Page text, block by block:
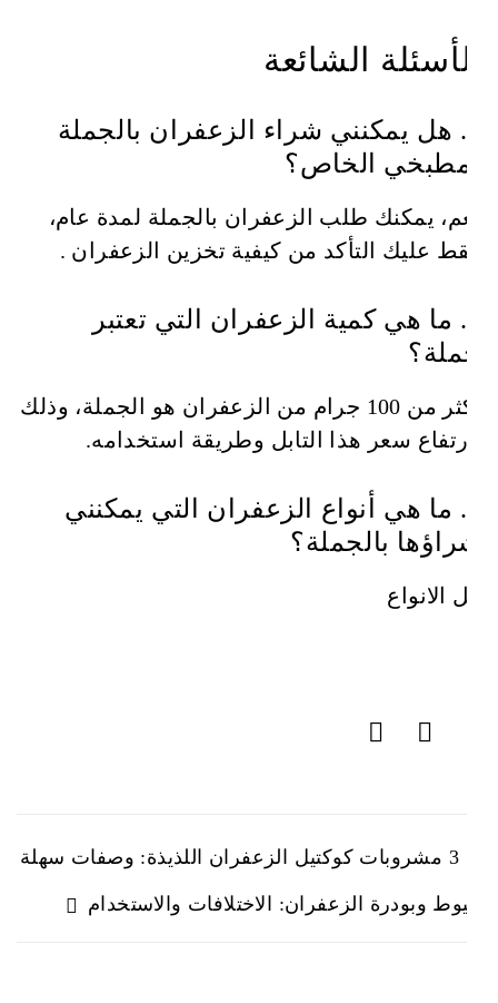
الأسئلة الشائعة
1. هل يمكنني شراء الزعفران بالجملة
لمطبخي الخاص؟
نعم، يمكنك طلب الزعفران بالجملة لمدة عام،
فقط عليك التأكد من كيفية تخزين الزعفران .
2. ما هي كمية الزعفران التي تعتبر
جملة؟
أكثر من 100 جرام من الزعفران هو الجملة، وذلك
لارتفاع سعر هذا التابل وطريقة استخدامه.
3. ما هي أنواع الزعفران التي يمكنني
شراؤها بالجملة؟
كل الانواع
3 مشروبات كوكتيل الزعفران اللذيذة: وصفات سهلة
خيوط وبودرة الزعفران: الاختلافات والاستخدام